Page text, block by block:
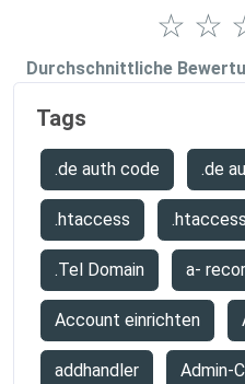
☆
☆
Durchschnittliche
Tags
.de auth code .de
.htaccess
.Tel Domain a-
Account einrichten
addhandler Admin-C